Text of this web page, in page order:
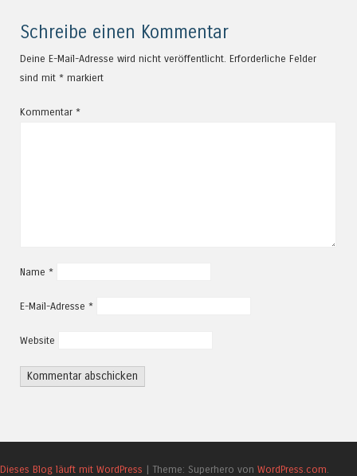
Schreibe einen Kommentar
Deine E-Mail-Adresse wird nicht veröffentlicht. Erforderliche Felder
sind mit * markiert
Kommentar *
Name *
E-Mail-Adresse *
Website
Dieses Blog läuft mit WordPress | Theme: Superhero von WordPress.com